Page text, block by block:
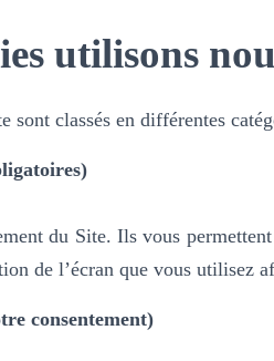
utilisons
sont classés en différentes
du Site. Ils vous
de l’écran que vous utilisez
consentement)